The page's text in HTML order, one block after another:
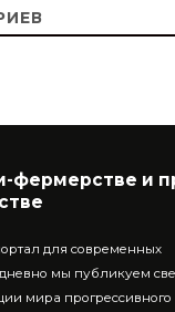
фермерстве и
для современных
мы публикуем
мира прогрессивного